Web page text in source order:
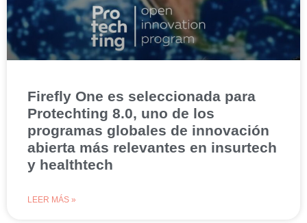
Firefly One es seleccionada para
Protechting 8.0, uno de los
programas globales de innovación
abierta más relevantes en insurtech
y healthtech
LEER MÁS »